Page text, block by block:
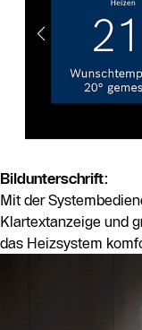
Bildunterschrift:
Mit der
Klartextanzeige und
das Heizsystem